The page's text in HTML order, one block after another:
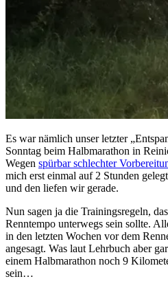
Es war nämlich unser letzter
Sonntag beim Halbmarathon in
Wegen spürbar schlechter
mich erst einmal auf 2 Stunden
und den liefen wir gerade.
Nun sagen ja die Trainingsregeln,
Renntempo unterwegs sein sollte.
in den letzten Wochen vor dem
angesagt. Was laut Lehrbuch aber
einem Halbmarathon noch 9
sein…